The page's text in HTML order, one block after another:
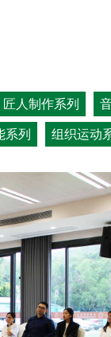
匠人制作系列
系列 组织运动